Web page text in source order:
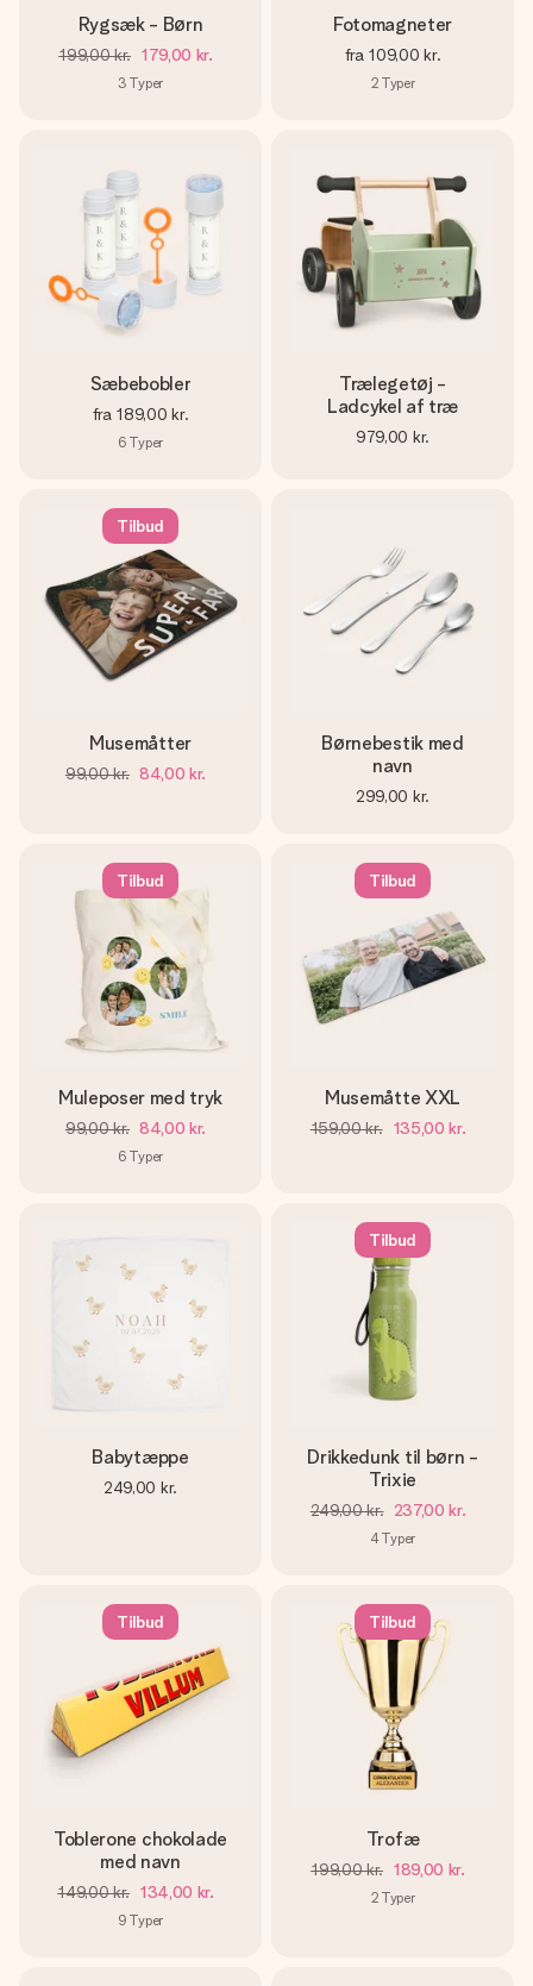
Rygsæk - Børn
199,00 kr. 179,00 kr.
3 Typer
Fotomagneter
fra 109,00 kr.
2 Typer
Sæbebobler
fra 189,00 kr.
6 Typer
Trælegetøj -
Ladcykel af træ
979,00 kr.
Tilbud
Musemåtter
99,00 kr. 84,00 kr.
Børnebestik med
navn
299,00 kr.
Tilbud
Muleposer med tryk
99,00 kr. 84,00 kr.
6 Typer
Tilbud
Musemåtte XXL
159,00 kr. 135,00 kr.
Babytæppe
249,00 kr.
Tilbud
Drikkedunk til børn -
Trixie
249,00 kr. 237,00 kr.
4Typer
Tilbud
Toblerone chokolade
med navn
149,00 kr. 134,00 kr.
9 Typer
Tilbud
Trofæ
199,00 kr. 189,00 kr.
2 Typer